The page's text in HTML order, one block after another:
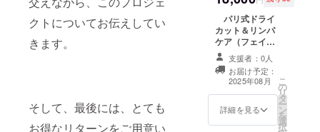
クトについてお伝えしてい
きます。
そして、最後には、とても
お得なリターンをご用意い
援後に個別にス
ケジュールの連
絡を取らせてい
ただきますの
で、連絡の取れ
る連絡先、氏名
が必要となって
おります。完全
予約制のsalonた
め ※有効期限２
０２５年８月１
パリ式ドライ
カット＆リンパ
ケア（フェイ
シャル） 約４.５
時間 （通常新
規２７,５００
円、再来２２,０
００円） ※仕上
がり時間は髪の
支援者：0人
お届け予定：
2025年08月
詳細を見る
こ
の
リ
タ
ー
ン
を
選
択